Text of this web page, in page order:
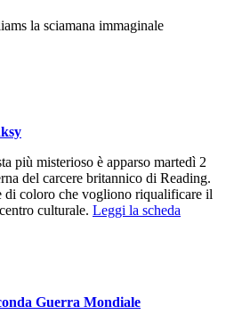
più misterioso è apparso martedì 2
del carcere britannico di Reading.
di coloro che vogliono riqualificare il
culturale. Leggi la scheda
Guerra Mondiale